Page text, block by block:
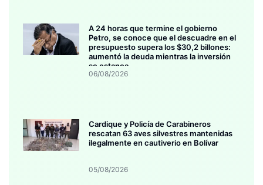
A 24 horas que termine el gobierno
Petro, se conoce que el descuadre en el
presupuesto supera los $30,2 billones:
aumentó la deuda mientras la inversión
se estanca
06/08/2026
Cardique y Policía de Carabineros
rescatan 63 aves silvestres mantenidas
ilegalmente en cautiverio en Bolívar
05/08/2026